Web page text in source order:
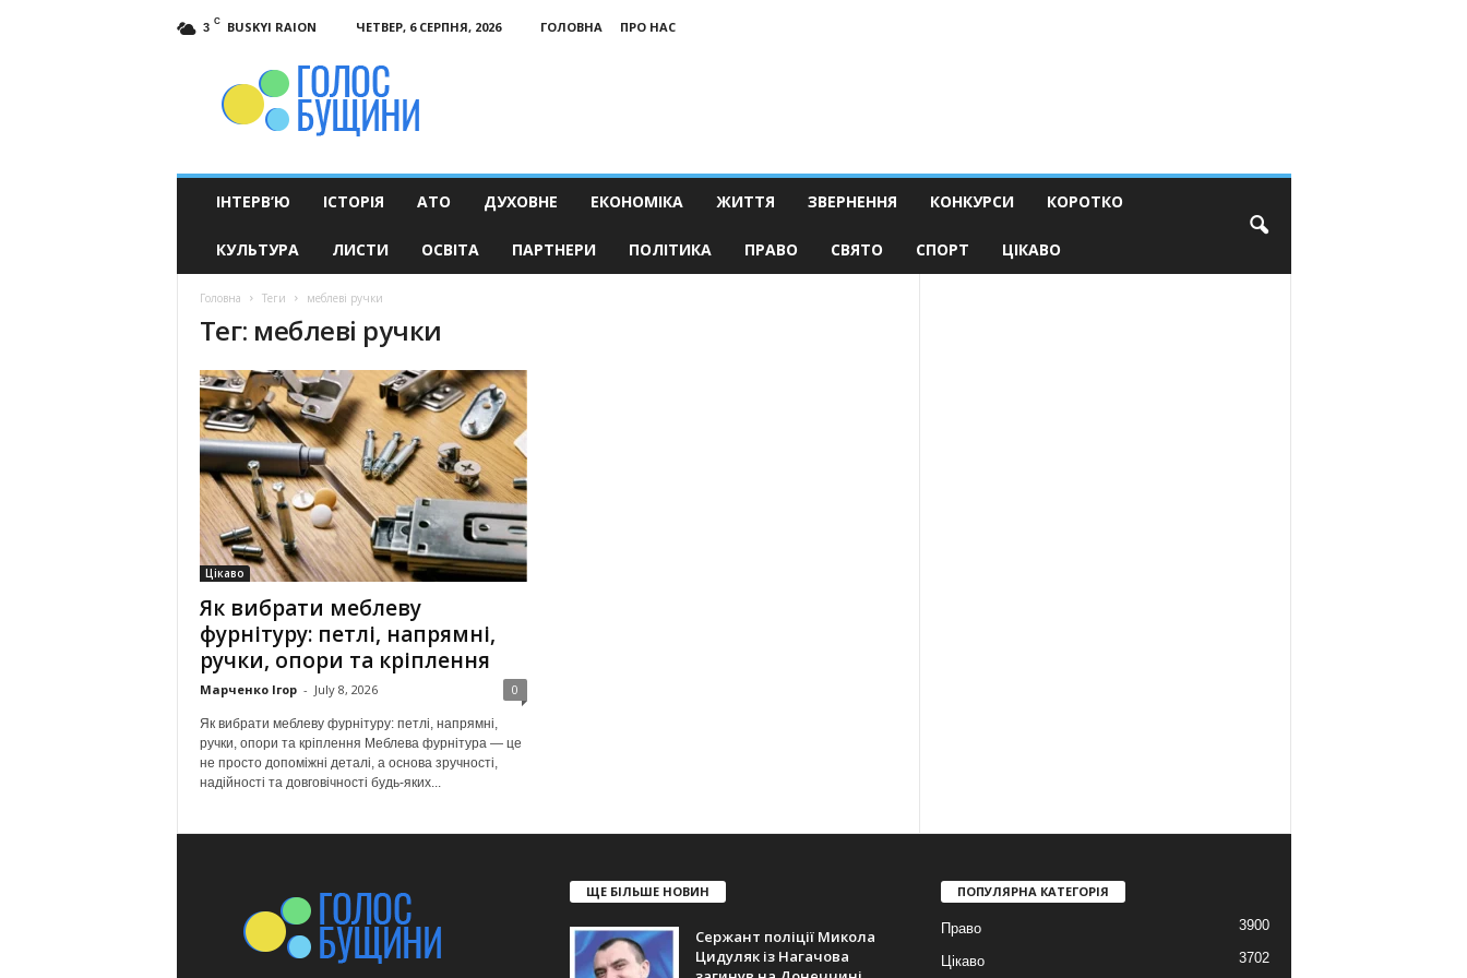
3 C BUSKYI RAION ЧЕТВЕР, 6 СЕРПНЯ, 2026 ГОЛОВНА
ПРО НАС
ІНТЕРВ’Ю ІСТОРІЯ АТО ДУХОВНЕ ЕКОНОМІКА ЖИТТЯ ЗВЕРНЕННЯ КОНКУРСИ КОРОТКО
КУЛЬТУРА ЛИСТИ ОСВІТА ПАРТНЕРИ ПОЛІТИКА ПРАВО СВЯТО СПОРТ ЦІКАВО
Головна Теги меблеві ручки
Тег: меблеві ручки
Цікаво
Як вибрати меблеву
фурнітуру: петлі, напрямні,
ручки, опори та кріплення
Марченко Ігор - July 8, 2026 0
Як вибрати меблеву фурнітуру: петлі, напрямні,
ручки, опори та кріплення Меблева фурнітура — це
не просто допоміжні деталі, а основа зручності,
надійності та довговічності будь-яких...
ЩЕ БІЛЬШЕ НОВИН
Сержант поліції Микола
Цидуляк із Нагачова
ПОПУЛЯРНА КАТЕГОРІЯ
Право 3900
Цікаво 3702